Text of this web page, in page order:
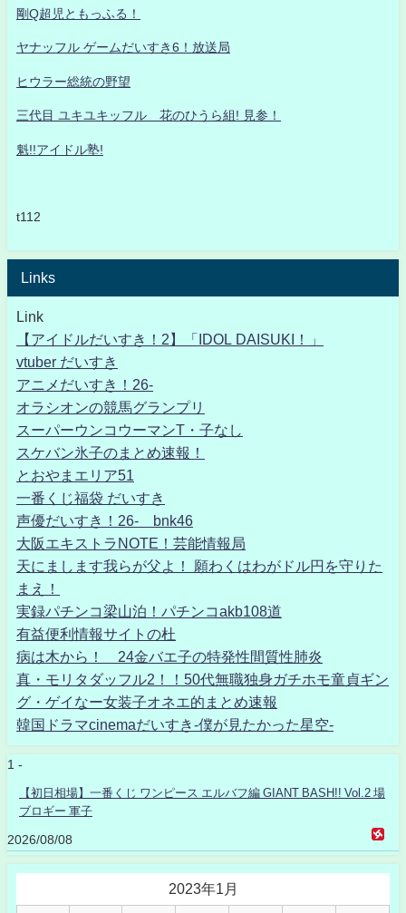
剛Q超児ともっふる！
ヤナッフル ゲームだいすき6！放送局
ヒウラー総統の野望
三代目 ユキユキッフル 花のひうら組! 見参！
魁!!アイドル塾!
t112
Links
Link
【アイドルだいすき！2】「IDOL DAISUKI！」
vtuber だいすき
アニメだいすき！26-
オラシオンの競馬グランプリ
スーパーウンコウーマンT・子なし
スケバン氷子のまとめ速報！
とおやまエリア51
一番くじ福袋 だいすき
声優だいすき！26- bnk46
大阪エキストラNOTE！芸能情報局
天にまします我らが父よ！ 願わくはわがドル円を守りた
まえ！
実録パチンコ梁山泊！パチンコakb108道
有益便利情報サイトの杜
病は木から！ 24金バエ子の特発性間質性肺炎
真・モリタダッフル2！！50代無職独身ガチホモ童貞ギン
グ・ゲイなー女装子オネエ的まとめ速報
韓国ドラマcinemaだいすき-僕が見たかった星空-
1 -
【初日相場】一番くじ ワンピース エルバフ編 GIANT BASH!! Vol.2 場
ブロギー 軍子
2026/08/08
2023年1月